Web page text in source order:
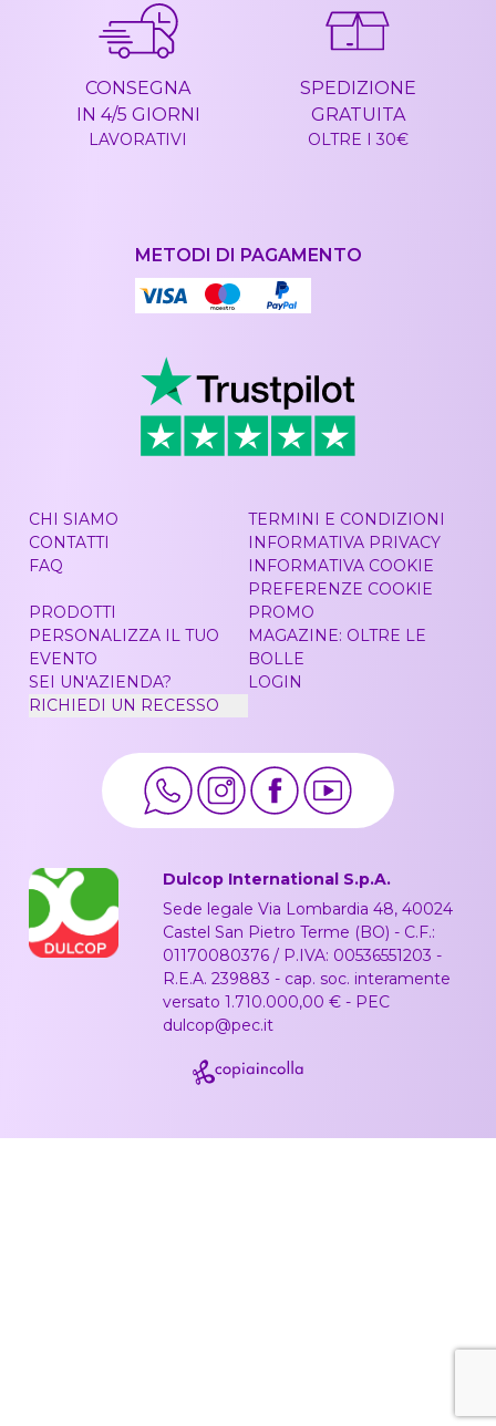
CONSEGNA
IN 4/5 GIORNI
LAVORATIVI
SPEDIZIONE
GRATUITA
OLTRE I 30€
METODI DI PAGAMENTO
CHI SIAMO
CONTATTI
FAQ
TERMINI E CONDIZIONI
INFORMATIVA PRIVACY
INFORMATIVA COOKIE
PREFERENZE COOKIE
PRODOTTI
PERSONALIZZA IL TUO
EVENTO
SEI UN'AZIENDA?
RICHIEDI UN RECESSO
PROMO
MAGAZINE: OLTRE LE
BOLLE
LOGIN
Dulcop International S.p.A.
Sede legale Via Lombardia 48, 40024
Castel San Pietro Terme (BO) - C.F.:
01170080376 / P.IVA: 00536551203 -
R.E.A. 239883 - cap. soc. interamente
versato 1.710.000,00 € - PEC
dulcop@pec.it